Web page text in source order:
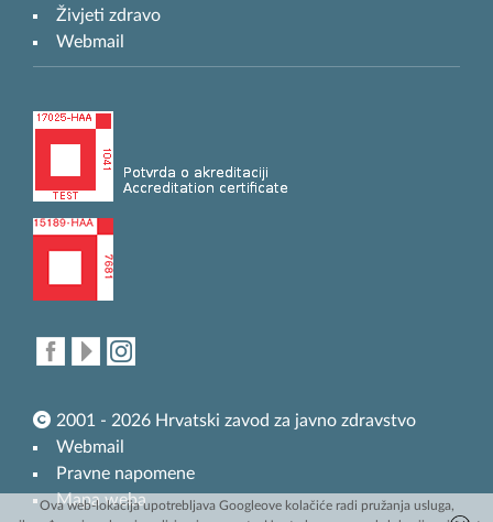
Živjeti zdravo
Webmail
2001 - 2026 Hrvatski zavod za javno zdravstvo
Webmail
Pravne napomene
Mapa weba
Ova web-lokacija upotrebljava Googleove kolačiće radi pružanja usluga,